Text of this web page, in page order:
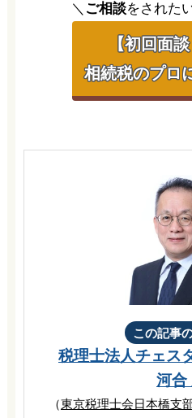
＼ ご相談をされた
【初回面
相続税のプロ
この記事
税理士法人チェス
河合
（東京税理士会日本橋支